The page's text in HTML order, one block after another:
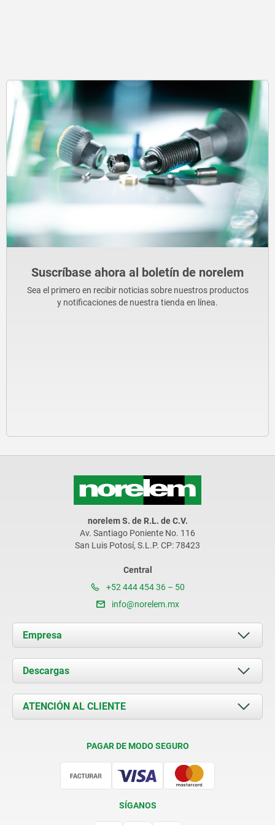
Suscríbase ahora al boletín de norelem
Sea el primero en recibir noticias sobre nuestros productos
y notificaciones de nuestra tienda en línea.
norelem S. de R.L. de C.V.
Av. Santiago Poniente No. 116
San Luis Potosí, S.L.P. CP: 78423
Central
+52 444 454 36 – 50
info@norelem.mx
Empresa
Acerca de nosotros
Novedades
Contacto
Descargas
Documents
ATENCIÓN AL CLIENTE
PAGAR DE MODO SEGURO
SÍGANOS